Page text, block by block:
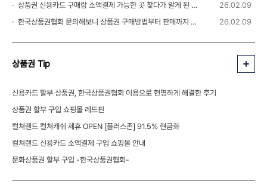
상품권 신용카드 구매랑 소액결제 가능한 곳 찾다가 알게 된 정보
26.02.09
한국상품권협회 문의해보니 상품권 구매방법부터 판매까지 안내 받을 수 있었습니다
26.02.09
상품권 Tip
신용카드 할부 상품권, 한국상품권협회 이용으로 현명하게 해결한 후기
상품권 할부 구입 쇼핑몰 레드핀
컬쳐랜드 컬쳐캐쉬 제휴 OPEN [플러스존] 91.5% 현금화
컬쳐랜드 신용카드 소액결제 구입 쇼핑몰 안내
문화상품권 할부 구입 -한국상품권협회-